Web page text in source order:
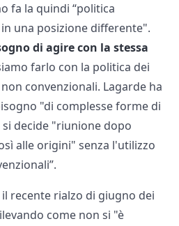
fa la quindi “politica
una posizione differente".
di agire con la stessa
farlo con la politica dei
convenzionali. Lagarde ha
"di complesse forme di
decide "riunione dopo
alle origini" senza l'utilizzo
recente rialzo di giugno dei
come non si "è